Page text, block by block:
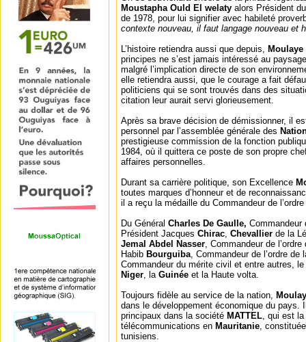
Moustapha Ould El welaty alors Président
de 1978, pour lui signifier avec habileté
contexte nouveau, il faut langage nouveau et
L’histoire retiendra aussi que depuis,
principes ne s’est jamais intéressé au
malgré l’implication directe de son
elle retiendra aussi, que le courage a fait
politiciens qui se sont trouvés dans des
citation leur aurait servi glorieusement.
Après sa brave décision de démissionner, il
personnel par l’assemblée générale des
prestigieuse commission de la fonction
1984, où il quittera ce poste de son propre
affaires personnelles.
Durant sa carrière politique, son Excellence
toutes marques d’honneur et de
il a reçu la médaille du Commandeur de
Du Général Charles De Gaulle, Commandeur
Président Jacques Chirac, Chevallier de la
Jemal Abdel Nasser, Commandeur de
Habib Bourguiba, Commandeur de l’ordre de
Commandeur du mérite civil et entre autres, le
Niger, la Guinée et la Haute volta.
Toujours fidèle au service de la nation,
dans le développement économique du pays.
principaux dans la société MATTEL, qui est
télécommunications en Mauritanie,
tunisiens.